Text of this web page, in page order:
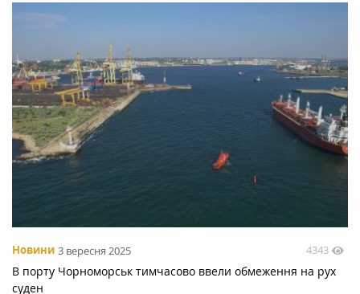
Новини 3 вересня 2025 4343
В порту Чорноморськ тимчасово ввели обмеження на рух
суден